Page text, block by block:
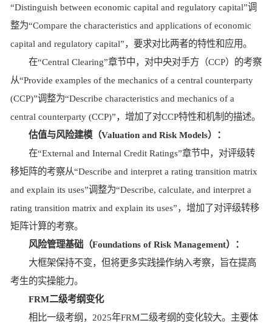
“Distinguish between economic capital and regulatory capital”调
整为“Compare the characteristics and applications of economic
capital and regulatory capital”，要求对比两者的特性和应用。
在“Central Clearing”章节中，对中央对手方（CCP）的考察
从“Provide examples of the mechanics of a central counterparty
(CCP)”调整为“Describe characteristics and mechanics of a
central counterparty (CCP)”，增加了对CCP特性和机制的描述。
估值与风险建模（Valuation and Risk Models）：
在“External and Internal Credit Ratings”章节中，对评级转
移矩阵的考察从“Describe and interpret a rating transition matrix
and explain its uses”调整为“Describe, calculate, and interpret a
rating transition matrix and explain its uses”，增加了对评级转移
矩阵计算的考察。
风险管理基础（Foundations of Risk Management）：
大框架保持不变，但将更多实践操作纳入考察，旨在提高
考生的实操能力。
FRM二级考纲变化
相比一级考纲，2025年FRM二级考纲的变化较大。主要体